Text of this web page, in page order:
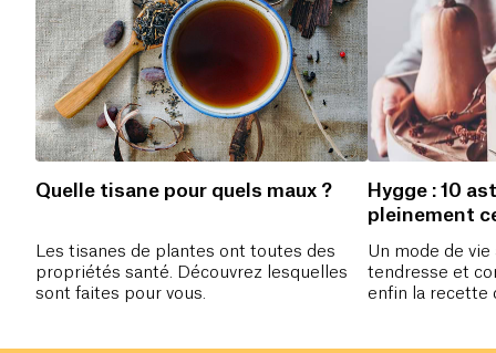
Quelle tisane pour quels maux ?
Les tisanes de plantes ont toutes des
propriétés santé. Découvrez lesquelles
sont faites pour vous.
Hygge : 10
pleinement
Un mode de
tendresse et
enfin la recette